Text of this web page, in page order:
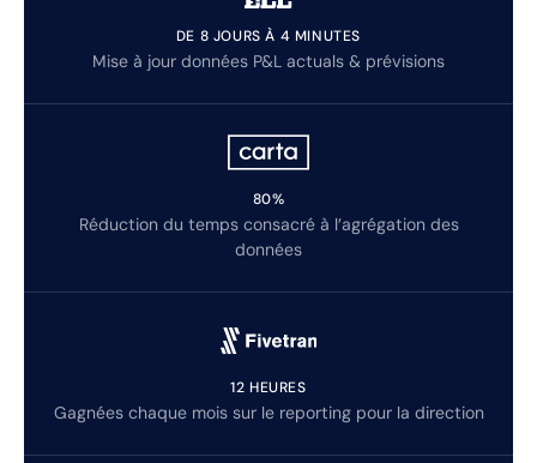
DE 8 JOURS À 4 MINUTES
Mise à jour données P&L actuals & prévisions
80%
Réduction du temps consacré à l’agrégation des
données
12 HEURES
Gagnées chaque mois sur le reporting pour la direction